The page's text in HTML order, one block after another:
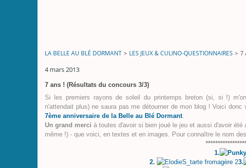
LA BELLE AU BLÉ DORMANT > LES JEUX & CULINO-QUESTIONNAIRES > 7
4 mars 2013
7 ans ! (Résultats du concours 3/3)
Si les premiers rayons de soleil du printemps breton (si, si !)
n'attendait plus) ne saura pas me détourner de mon blog ! Voici
7ème anniversaire de la Belle au Blé Dormant.
Un grand merci à toutes d'avoir si bien joué le jeu et aussi d'avoir
même !) - que voici, en textes et en images. Pour connaître le nom des
1.
2.
3.